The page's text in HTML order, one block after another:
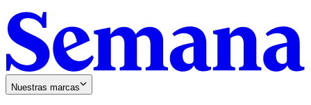
Nuestras marcas